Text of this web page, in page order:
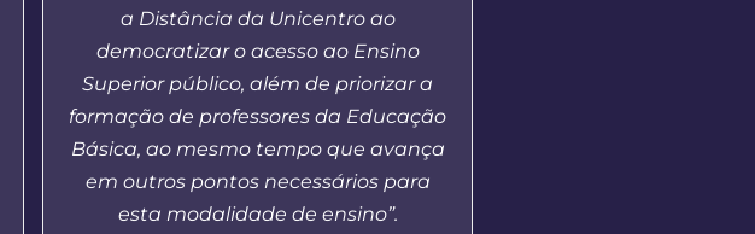
a Distância da Unicentro ao
democratizar o acesso ao Ensino
Superior público, além de priorizar a
formação de professores da Educação
Básica, ao mesmo tempo que avança
em outros pontos necessários para
esta modalidade de ensino”.